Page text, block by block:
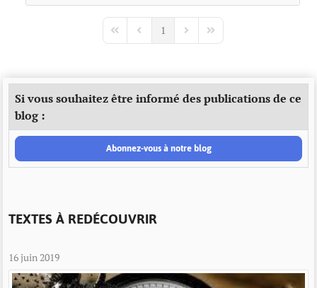
First PagePrevious Page
1 Next PageLast Page
Si vous souhaitez être informé des publications de ce
blog :
Abonnez-vous à notre blog
TEXTES À REDÉCOUVRIR
16 juin 2019